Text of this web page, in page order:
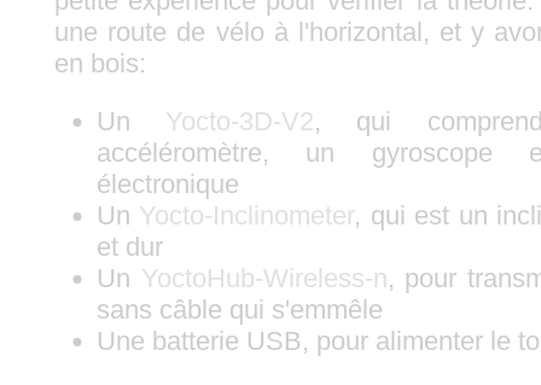
une route de vélo à l'horizontal, et y
en bois:
Un Yocto-3D-V2, qui
accéléromètre, un gyroscope
électronique
Un Yocto-Inclinometer, qui est un
et dur
Un YoctoHub-Wireless-n, pour
sans câble qui s'emmêle
Une batterie USB, pour alimenter le